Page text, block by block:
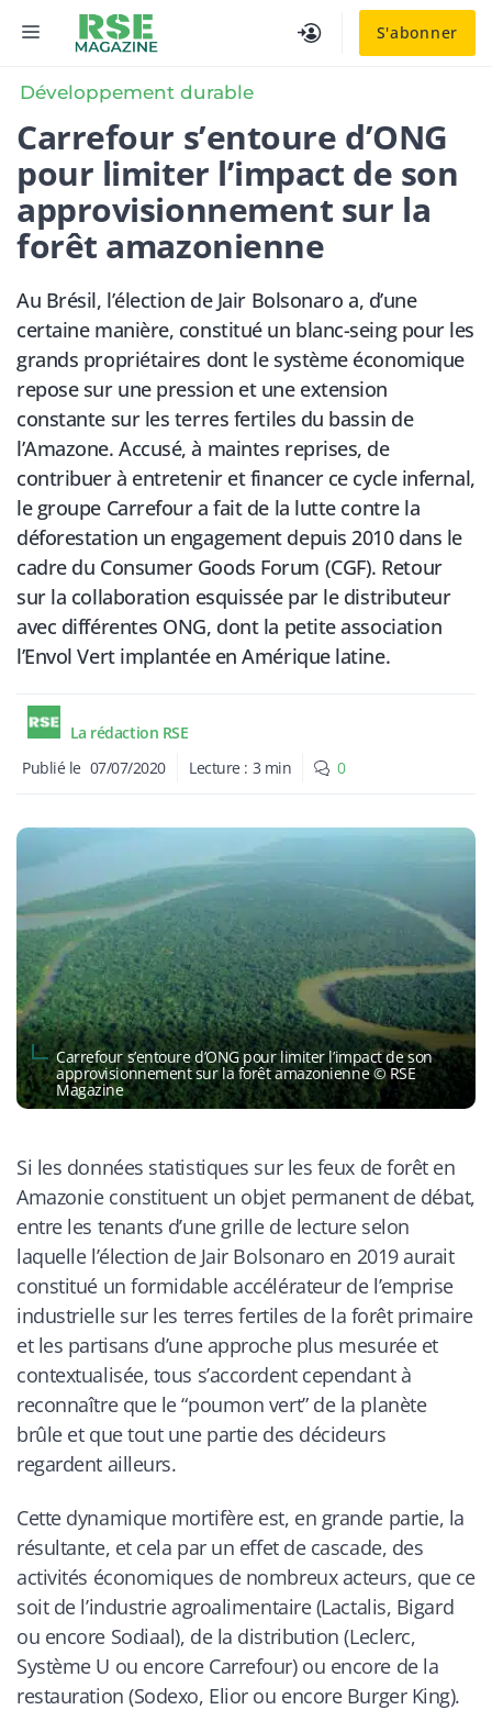
S'abonner
MENU
Développement durable
Carrefour s’entoure d’ONG
pour limiter l’impact de son
approvisionnement sur la
forêt amazonienne
Au Brésil, l’élection de Jair Bolsonaro a, d’une
certaine manière, constitué un blanc-seing pour les
grands propriétaires dont le système économique
repose sur une pression et une extension
constante sur les terres fertiles du bassin de
l’Amazone. Accusé, à maintes reprises, de
contribuer à entretenir et financer ce cycle infernal,
le groupe Carrefour a fait de la lutte contre la
déforestation un engagement depuis 2010 dans le
cadre du Consumer Goods Forum (CGF). Retour
sur la collaboration esquissée par le distributeur
avec différentes ONG, dont la petite association
l’Envol Vert implantée en Amérique latine.
La rédaction RSE
Publié le 07/07/2020 Lecture : 3 min 0
Carrefour s’entoure d’ONG pour limiter l’impact de son
approvisionnement sur la forêt amazonienne © RSE
Magazine
Si les données statistiques sur les feux de forêt en
Amazonie constituent un objet permanent de débat,
entre les tenants d’une grille de lecture selon
laquelle l’élection de Jair Bolsonaro en 2019 aurait
constitué un formidable accélérateur de l’emprise
industrielle sur les terres fertiles de la forêt primaire
et les partisans d’une approche plus mesurée et
contextualisée, tous s’accordent cependant à
reconnaître que le “poumon vert” de la planète
brûle et que tout une partie des décideurs
regardent ailleurs.
Cette dynamique mortifère est, en grande partie, la
résultante, et cela par un effet de cascade, des
activités économiques de nombreux acteurs, que ce
soit de l’industrie agroalimentaire (Lactalis, Bigard
ou encore Sodiaal), de la distribution (Leclerc,
Système U ou encore Carrefour) ou encore de la
restauration (Sodexo, Elior ou encore Burger King).